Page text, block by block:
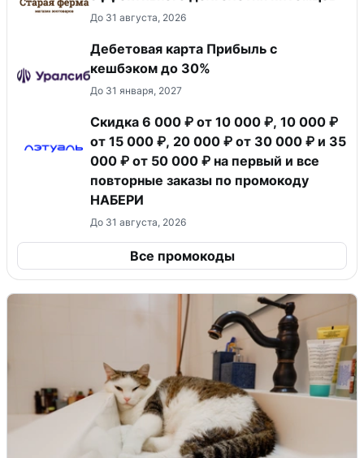
До 31 августа, 2026
Дебетовая карта Прибыль с
кешбэком до 30%
До 31 января, 2027
Скидка 6 000 ₽ от 10 000 ₽, 10 000 ₽
от 15 000 ₽, 20 000 ₽ от 30 000 ₽ и 35
000 ₽ от 50 000 ₽ на первый и все
повторные заказы по промокоду
НАБЕРИ
До 31 августа, 2026
Все промокоды